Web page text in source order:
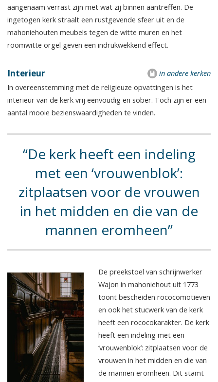
aangenaam verrast zijn met wat zij binnen aantreffen. De
ingetogen kerk straalt een rustgevende sfeer uit en de
mahoniehouten meubels tegen de witte muren en het
roomwitte orgel geven een indrukwekkend effect.
in andere kerken
Interieur
In overeenstemming met de religieuze opvattingen is het
interieur van de kerk vrij eenvoudig en sober. Toch zijn er een
aantal mooie bezienswaardigheden te vinden.
De kerk heeft een indeling
met een ‘vrouwenblok’:
zitplaatsen voor de vrouwen
in het midden en die van de
mannen eromheen
De preekstoel van schrijnwerker
Wajon in mahoniehout uit 1773
toont bescheiden rococomotieven
en ook het stucwerk van de kerk
heeft een rococokarakter. De kerk
heeft een indeling met een
‘vrouwenblok’: zitplaatsen voor de
vrouwen in het midden en die van
de mannen eromheen. Dit stamt